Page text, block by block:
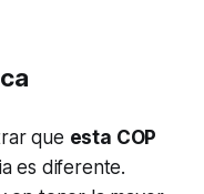
que esta COP
es diferente.